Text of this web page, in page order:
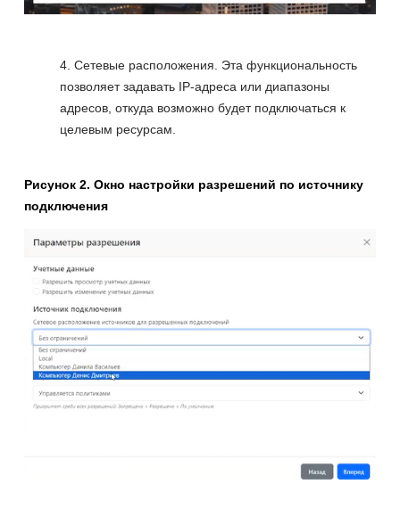
Сетевые расположения. Эта функциональность
позволяет задавать IP-адреса или диапазоны
адресов, откуда возможно будет подключаться к
целевым ресурсам.
Рисунок 2. Окно настройки разрешений по источнику
подключения